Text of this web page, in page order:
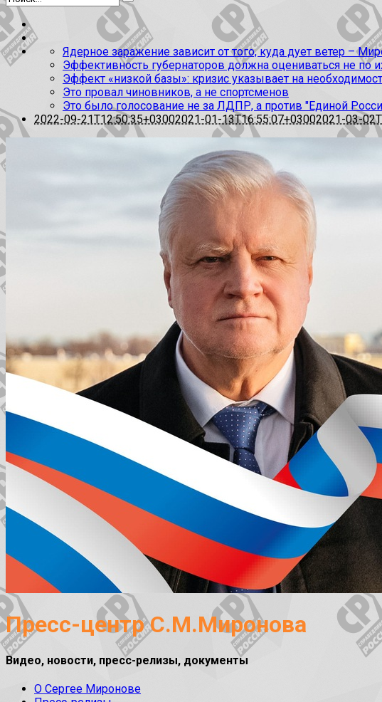
Ядерное заражение зависит от того, куда дует ветер –
Эффективность губернаторов должна оцениваться не по
Эффект «низкой базы»: кризис указывает на
Это провал чиновников, а не спортсменов
Это было голосование не за ЛДПР, а против "Единой
2022-09-21T12:50:35+03002021-01-13T16:55:07+03002021-03-
Пресс-центр С.М.Миронова
Видео, новости, пресс-релизы, документы
О Сергее Миронове